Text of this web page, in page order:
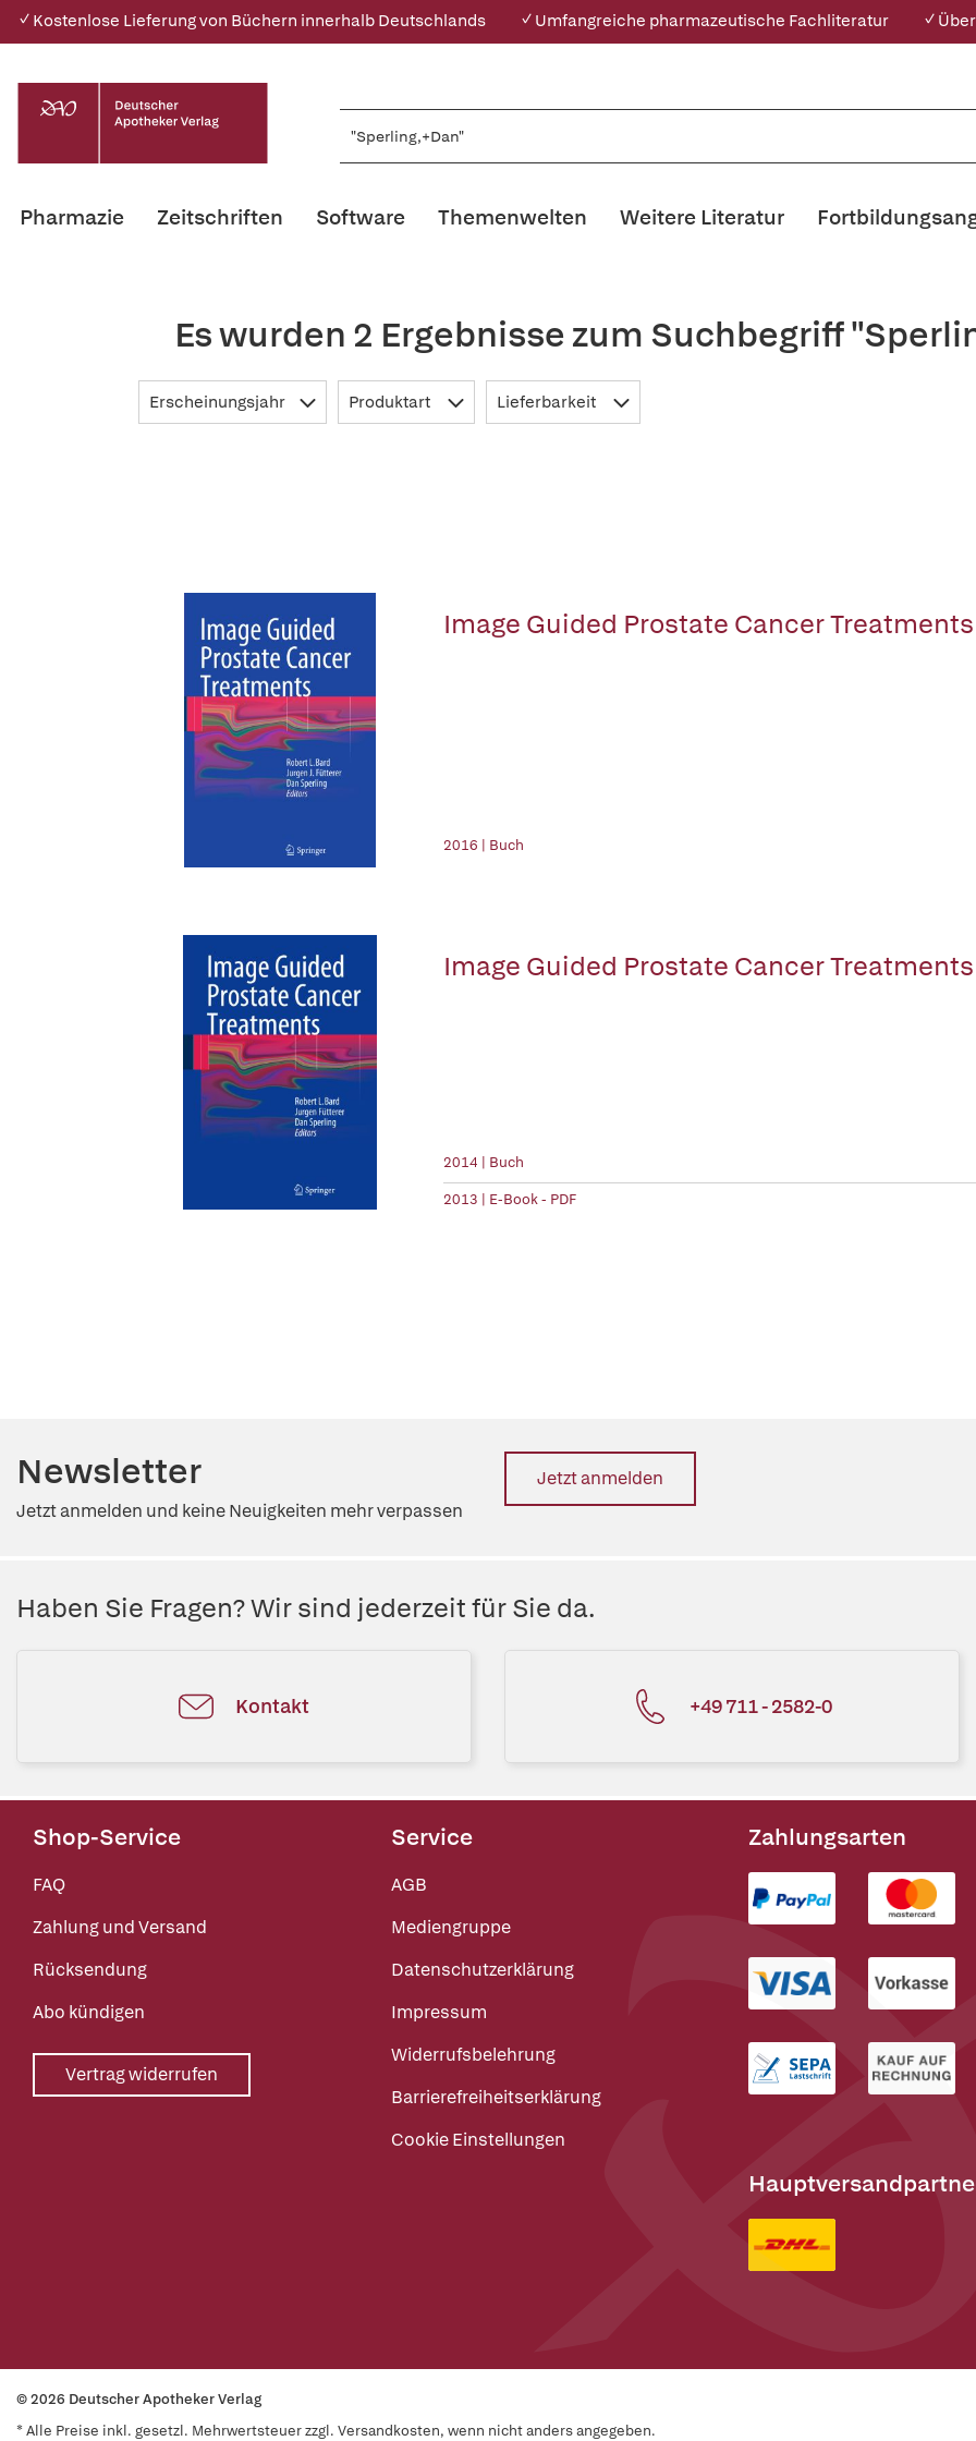
✓ Kostenlose Lieferung von Büchern innerhalb Deutschlands ✓ Umfangreiche pharmazeutische Fachliteratur ✓
Pharmazie Zeitschriften Software Themenwelten Weitere Literatur
Es wurden 2 Ergebnisse zum Suchbegriff
Erscheinungsjahr Produktart Lieferbarkeit
Image Guided Prostate Cancer Treatments
2016 | Buch
Image Guided Prostate Cancer Treatments
2014 | Buch
2013 | E-Book - PDF
Newsletter
Jetzt anmelden und keine Neuigkeiten mehr verpassen
Jetzt anmelden
Haben Sie Fragen? Wir sind jederzeit für Sie da.
Kontakt +49 711 - 2582-0
Shop-Service
FAQ
Zahlung und Versand
Rücksendung
Abo kündigen
Vertrag widerrufen
Service
AGB
Mediengruppe
Datenschutzerklärung
Impressum
Widerrufsbelehrung
Barrierefreiheitserklärung
Cookie Einstellungen
Zahlungsarten
© 2026 Deutscher Apotheker Verlag
* Alle Preise inkl. gesetzl. Mehrwertsteuer zzgl. Versandkosten, wenn nicht anders angegeben.